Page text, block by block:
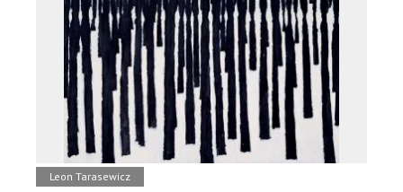
Leon Tarasewicz